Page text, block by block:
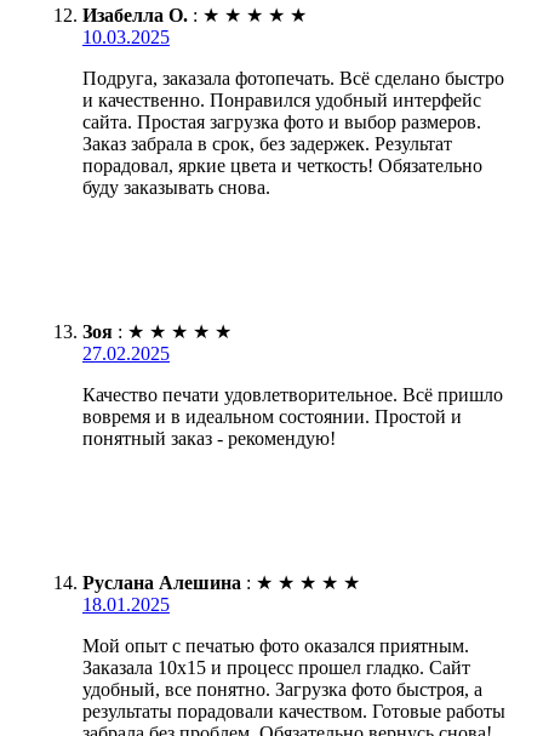
Изабелла О. : ★ ★ ★ ★ ★
10.03.2025
Подруга, заказала фотопечать. Всё сделано быстро
и качественно. Понравился удобный интерфейс
сайта. Простая загрузка фото и выбор размеров.
Заказ забрала в срок, без задержек. Результат
порадовал, яркие цвета и четкость! Обязательно
буду заказывать снова.
Зоя : ★ ★ ★ ★ ★
27.02.2025
Качество печати удовлетворительное. Всё пришло
вовремя и в идеальном состоянии. Простой и
понятный заказ - рекомендую!
Руслана Алешина : ★ ★ ★ ★ ★
18.01.2025
Мой опыт с печатью фото оказался приятным.
Заказала 10х15 и процесс прошел гладко. Сайт
удобный, все понятно. Загрузка фото быстроя, а
результаты порадовали качеством. Готовые работы